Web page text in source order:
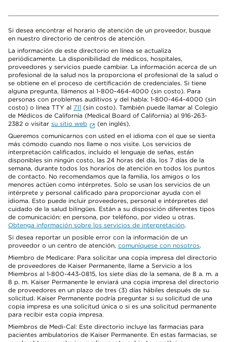
Si desea encontrar el horario de atención de un proveedor, busque
en nuestro directorio de centros de atención.
La información de este directorio en línea se actualiza
periódicamente. La disponibilidad de médicos, hospitales,
proveedores y servicios puede cambiar. La información acerca de un
profesional de la salud nos la proporciona el profesional de la salud o
se obtiene en el proceso de certificación de credenciales. Si tiene
alguna pregunta, llámenos al 1-800-464-4000 (sin costo). Para
personas con problemas auditivos y del habla: 1-800-464-4000 (sin
costo) o línea TTY al 711 (sin costo). También puede llamar al Colegio
de Médicos de California (Medical Board of California) al 916-263-
2382 o visitar su sitio web
(en inglés).
Queremos comunicarnos con usted en el idioma con el que se sienta
más cómodo cuando nos llame o nos visite. Los servicios de
interpretación calificados, incluido el lenguaje de señas, están
disponibles sin ningún costo, las 24 horas del día, los 7 días de la
semana, durante todos los horarios de atención en todos los puntos
de contacto. No recomendamos que la familia, los amigos o los
menores actúen como intérpretes. Solo se usan los servicios de un
intérprete y personal calificado para proporcionar ayuda con el
idioma. Esto puede incluir proveedores, personal e intérpretes del
cuidado de la salud bilingües. Están a su disposición diferentes tipos
de comunicación: en persona, por teléfono, por video u otras.
Obtenga información sobre los servicios de interpretación.
Si desea reportar un posible error con la información de un
proveedor o un centro de atención, comuníquese con nosotros.
Miembro de Medicare: Para solicitar una copia impresa del directorio
de proveedores de Kaiser Permanente, llame a Servicio a los
Miembros al 1-800-443-0815, los siete días de la semana, de 8 a. m. a
8 p. m. Kaiser Permanente le enviará una copia impresa del directorio
de proveedores en un plazo de tres (3) días hábiles después de su
solicitud. Kaiser Permanente podría preguntar si su solicitud de una
copia impresa es una solicitud única o si es una solicitud permanente
para recibir esta copia impresa.
Miembros de Medi-Cal: Este directorio incluye las farmacias para
pacientes ambulatorios de Kaiser Permanente. En estas farmacias, se